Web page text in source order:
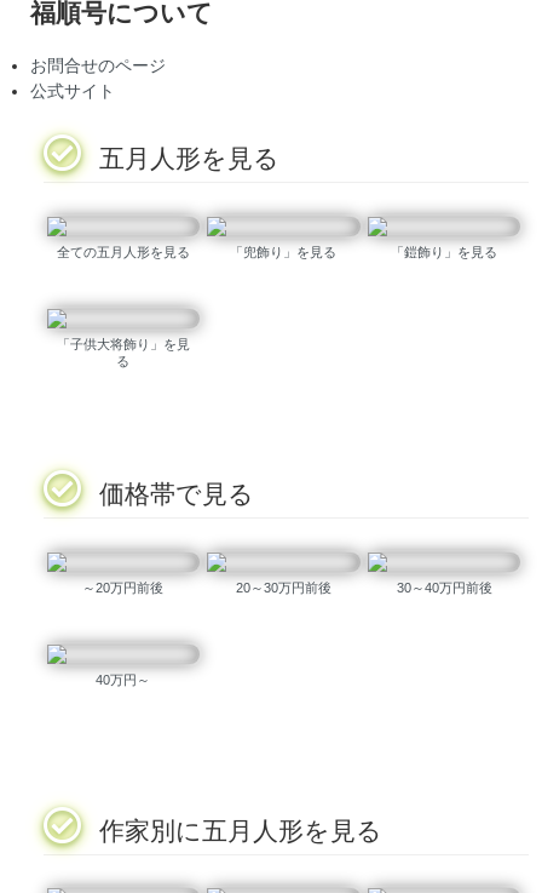
福順号について
お問合せのページ
公式サイト
五月人形を見る
全ての五月人形を見る 「兜飾り」を見る 「鎧飾り」を見る
「子供大将飾り」を見
る
価格帯で見る
～20万円前後 20～30万円前後 30～40万円前後
40万円～
作家別に五月人形を見る